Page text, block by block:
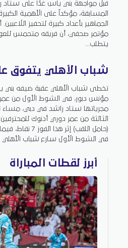
قبل مواجهة بني ياس غدًا على ستاد
المسابقة، مؤكداً على الأهمية الكبيرة
الجماهير بأعداد كبيرة لتحفيز
مؤتمر صحفي، أن فريقه متحمس
يتطلب...
شباب الأهلي يتفوق
تخطى شباب الأهلي عقبة ضيفه بني
مؤنس دبور، في الشوط الأول من عمر
مجرياتها ستاد راشد في دبي، مساء
الثالثة من عمر دوري أدنوك
(حامل اللقب) إثر
في الشوط الأول سارع شباب
أبرز لقطات المباراة